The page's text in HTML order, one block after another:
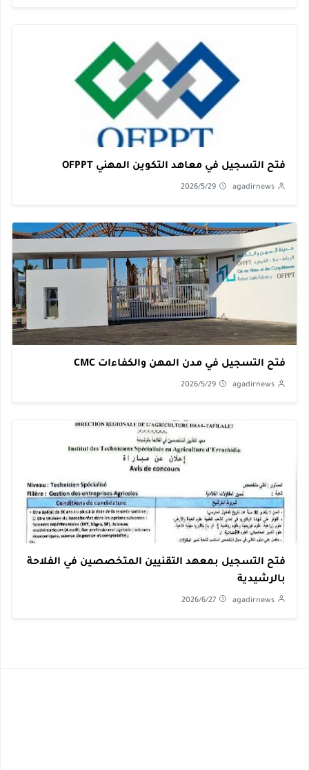
فتح التسجيل في معاهد التكوين المهني OFPPT
agadirnews
2026/5/29
فتح التسجيل في مدن المهن والكفاءات CMC
agadirnews
2026/5/29
فتح التسجيل بمعهد التقنيين المتخصصين في الفلاحة
بالرشيدية
agadirnews
2026/6/27